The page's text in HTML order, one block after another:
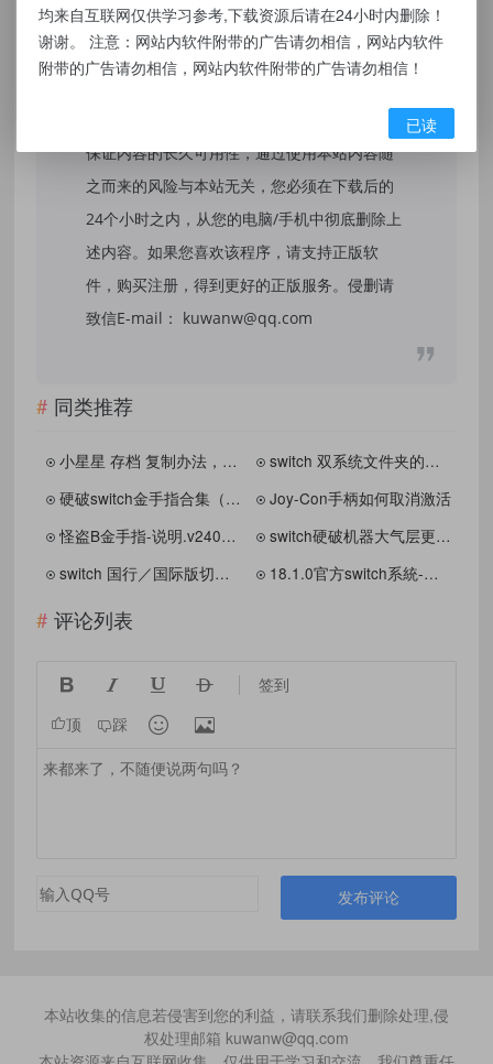
本站提供的资源，都来自网络，版权争议与本
站无关，所有内容及软件的文章仅限用于学习
保证内容的长久可用性，通过使用本站内容随
之而来的风险与本站无关，您必须在下载后的
24个小时之内，从您的电脑/手机中彻底删除上
述内容。如果您喜欢该程序，请支持正版软
件，购买注册，得到更好的正版服务。侵删请
致信E-mail： kuwanw@qq.com
同类推荐
小星星 存档 复制办法，大多数存档都差不多的流程 V1.0
switch 双系统文件夹的存在的意义
硬破switch金手指合集（内含图文教程）
Joy-Con手柄如何取消激活
怪盗B金手指-说明.v240731(更新：斩妖行、勇气默示录2等)
switch硬破机器大气层更换开机界面以及引导界面背景教程
switch 国行／国际版切换工具 Tencent switcher GUI
18.1.0官方switch系統-德勇数码v0726整合包[AMS-大氣層v1.7.1] [升级、重建]虚拟系统
评论列表
    签到
顶 踩  
发布评论
本站收集的信息若侵害到您的利益，请联系我们删除处理,侵
权处理邮箱 kuwanw@qq.com
均来自互联网仅供学习参考,下载资源后请在24小时内删除！
谢谢。 注意：网站内软件附带的广告请勿相信，网站内软件
附带的广告请勿相信，网站内软件附带的广告请勿相信！
已读